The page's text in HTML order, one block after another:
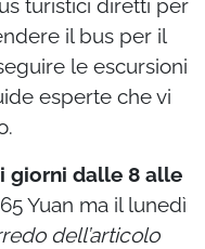
turistici diretti per
il bus per il
le escursioni
esperte che vi
giorni dalle 8 alle
Yuan ma il lunedì
dell’articolo